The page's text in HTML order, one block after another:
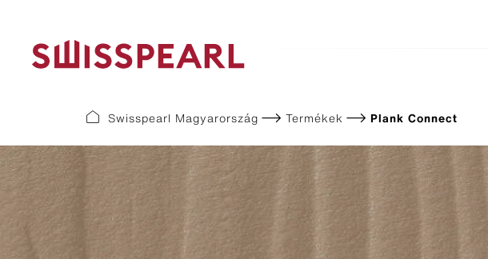
Format Lines
Largo
Modula
Colour lines
Plank Connect
Plank Original
Swisspearl Avera
Swisspearl Terra
Swisspearl Gravial
Swisspearl Magyarország Termékek Plank Connect